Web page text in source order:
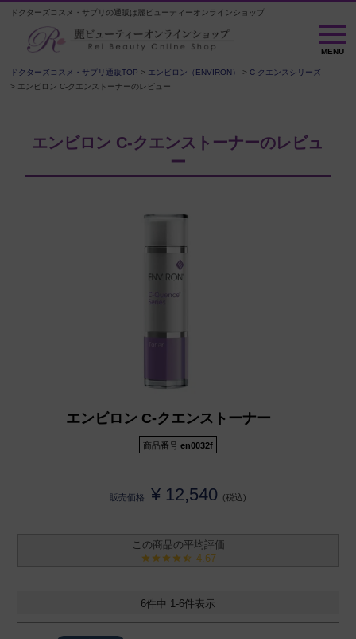
ドクターズコスメ・サプリの通販は麗ビューティーオンラインショップ
M
E
N
MENU
ドクターズコスメ・サプリ通販TOP エンビロン（ENVIRON）
C-クエンスシリーズ
エンビロン C-クエンストーナーのレビュー
エンビロン C-クエンストーナーのレビュ
ー
エンビロン C-クエンストーナー
商品番号 en0032f
販売価格 ¥ 12,540 税込
4.67
6件中 1-6件表示